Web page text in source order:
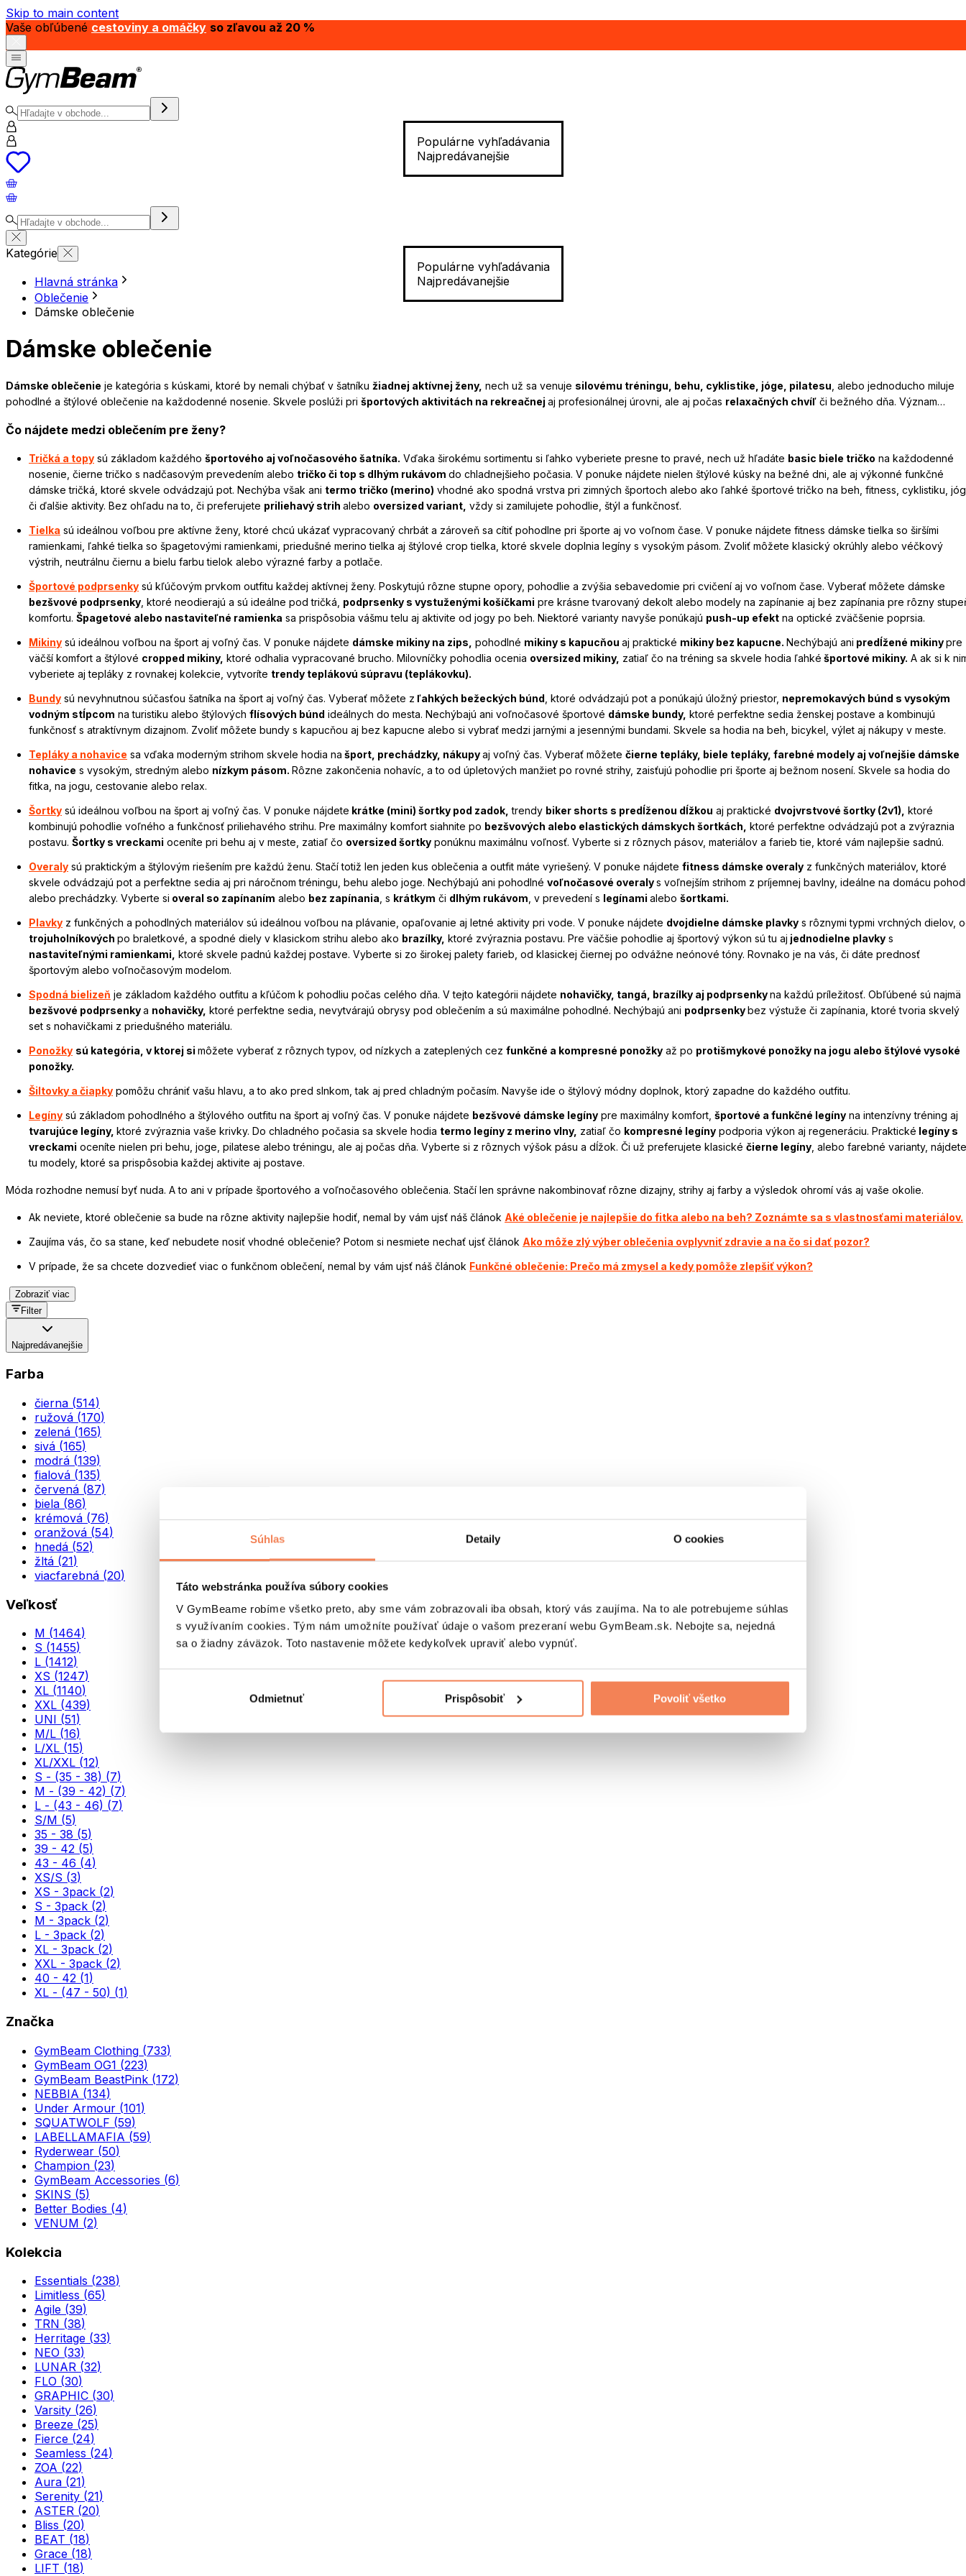
Súhlas Detaily O cookies
Táto webstránka používa súbory cookies
V GymBeame robíme všetko preto, aby sme vám zobrazovali iba obsah, ktorý vás zaujíma. Na to ale potrebujeme súhlas
s využívaním cookies. Tým nám umožníte používať údaje o vašom prezeraní webu GymBeam.sk. Nebojte sa, nejedná
sa o žiadny záväzok. Toto nastavenie môžete kedykoľvek upraviť alebo vypnúť.
Odmietnuť Prispôsobiť Povoliť všetko
Skip to main content
Vaše obľúbené cestoviny a omáčky so zľavou až 20 %
Populárne vyhľadávania
Najpredávanejšie
Populárne vyhľadávania
Najpredávanejšie
Kategórie
Hlavná stránka
Oblečenie
Dámske oblečenie
Dámske oblečenie
Dámske oblečenie je kategória s kúskami, ktoré by nemali chýbať v šatníku žiadnej aktívnej ženy, nech už sa venuje silovému tréningu, behu, cyklistike, jóge, pilatesu , alebo jednoducho miluje
pohodlné a štýlové oblečenie na každodenné nosenie. Skvele poslúži pri športových aktivitách na rekreačnej aj profesionálnej úrovni, ale aj počas relaxačných chvíľ či bežného dňa. Význam
ťažké sústrediť sa na všetky aktivity a cítiť sa v pohode. Preto všetky naše modely starostlivo navrhujeme s ohľadom na potreby tých najnáročnejších žien. V tejto kategórii tak nájdete všetko, čo
Čo nájdete medzi oblečením pre ženy?
Tričká a topy sú základom každého športového aj voľnočasového šatníka. Vďaka širokému sortimentu si ľahko vyberiete presne to pravé, nech už hľadáte basic biele tričko na každodenné
nosenie, čierne tričko s nadčasovým prevedením alebo tričko či top s dlhým rukávom do chladnejšieho počasia. V ponuke nájdete nielen štýlové kúsky na bežné dni, ale aj výkonné funkčné
dámske tričká, ktoré skvele odvádzajú pot. Nechýba však ani termo tričko (merino) vhodné ako spodná vrstva pri zimných športoch alebo ako ľahké športové tričko na beh, fitness, cyklistiku,
či ďalšie aktivity. Bez ohľadu na to, či preferujete priliehavý strih alebo oversized variant, vždy si zamilujete pohodlie, štýl a funkčnosť.
Tielka sú ideálnou voľbou pre aktívne ženy, ktoré chcú ukázať vypracovaný chrbát a zároveň sa cítiť pohodlne pri športe aj vo voľnom čase. V ponuke nájdete fitness dámske tielka so širšími
ramienkami, ľahké tielka so špagetovými ramienkami, priedušné merino tielka aj štýlové crop tielka, ktoré skvele doplnia legíny s vysokým pásom. Zvoliť môžete klasický okrúhly alebo véčkový
výstrih, neutrálnu čiernu a bielu farbu tielok alebo výrazné farby a potlače.
Športové podprsenky sú kľúčovým prvkom outfitu každej aktívnej ženy. Poskytujú rôzne stupne opory, pohodlie a zvýšia sebavedomie pri cvičení aj vo voľnom čase. Vyberať môžete dámske
bezšvové podprsenky , ktoré neodierajú a sú ideálne pod tričká, podprsenky s vystuženými košíčkami pre krásne tvarovaný dekolt alebo modely na zapínanie aj bez zapínania pre rôzny
komfortu. Špagetové alebo nastaviteľné ramienka sa prispôsobia vášmu telu aj aktivite od jogy po beh. Niektoré varianty navyše ponúkajú push-up efekt na optické zväčšenie poprsia.
Mikiny sú ideálnou voľbou na šport aj voľný čas. V ponuke nájdete dámske mikiny na zips, pohodlné mikiny s kapucňou aj praktické mikiny bez kapucne. Nechýbajú ani predĺžené mikinypre
väčší komfort a štýlové cropped mikiny, ktoré odhalia vypracované brucho. Milovníčky pohodlia ocenia oversized mikiny, zatiaľ čo na tréning sa skvele hodia ľahké športové mikiny. A ak si k
vyberiete aj tepláky z rovnakej kolekcie, vytvoríte trendy teplákovú súpravu (teplákovku).
Bundy sú nevyhnutnou súčasťou šatníka na šport aj voľný čas. Vyberať môžete z ľahkých bežeckých búnd , ktoré odvádzajú pot a ponúkajú úložný priestor, nepremokavých búnd s vysokým
vodným stĺpcom na turistiku alebo štýlových flísových búnd ideálnych do mesta. Nechýbajú ani voľnočasové športové dámske bundy, ktoré perfektne sedia ženskej postave a kombinujú
funkčnosť s atraktívnym dizajnom. Zvoliť môžete bundy s kapucňou aj bez kapucne alebo si vybrať medzi jarnými a jesennými bundami. Skvele sa hodia na beh, bicykel, výlet aj nákupy v meste.
Tepláky a nohavice sa vďaka moderným strihom skvele hodia na šport, prechádzky, nákupyaj voľný čas. Vyberať môžete čierne tepláky, biele tepláky, farebné modely aj voľnejšie dámske
nohavice s vysokým, stredným alebo nízkym pásom. Rôzne zakončenia nohavíc, a to od úpletových manžiet po rovné strihy, zaisťujú pohodlie pri športe aj bežnom nosení. Skvele sa hodia do
fitka, na jogu, cestovanie alebo relax.
Šortky sú ideálnou voľbou na šport aj voľný čas. V ponuke nájdete krátke (mini) šortky pod zadok, trendy biker shorts s predĺženou dĺžkou aj praktické dvojvrstvové šortky (2v1), ktoré
kombinujú pohodlie voľného a funkčnosť priliehavého strihu. Pre maximálny komfort siahnite po bezšvových alebo elastických dámskych šortkách, ktoré perfektne odvádzajú pot a zvýraznia
postavu. Šortky s vreckami oceníte pri behu aj v meste, zatiaľ čo oversized šortky ponúknu maximálnu voľnosť. Vyberte si z rôznych pásov, materiálov a farieb tie, ktoré vám najlepšie sadnú.
Overaly sú praktickým a štýlovým riešením pre každú ženu. Stačí totiž len jeden kus oblečenia a outfit máte vyriešený. V ponuke nájdete fitness dámske overaly z funkčných materiálov, ktoré
skvele odvádzajú pot a perfektne sedia aj pri náročnom tréningu, behu alebo joge. Nechýbajú ani pohodlné voľnočasové overalys voľnejším strihom z príjemnej bavlny, ideálne na domácu
alebo prechádzky. Vyberte si overal so zapínaním alebo bez zapínania , s krátkym či dlhým rukávom , v prevedení s legínami alebo šortkami.
Plavky z funkčných a pohodlných materiálov sú ideálnou voľbou na plávanie, opaľovanie aj letné aktivity pri vode. V ponuke nájdete dvojdielne dámske plavky s rôznymi typmi vrchných dielov,
trojuholníkových po braletkové, a spodné diely v klasickom strihu alebo ako brazílky, ktoré zvýraznia postavu. Pre väčšie pohodlie aj športový výkon sú tu aj jednodielne plavky s
nastaviteľnými ramienkami, ktoré skvele padnú každej postave. Vyberte si zo širokej palety farieb, od klasickej čiernej po odvážne neónové tóny. Rovnako je na vás, či dáte prednosť
športovým alebo voľnočasovým modelom.
Spodná bielizeň je základom každého outfitu a kľúčom k pohodliu počas celého dňa. V tejto kategórii nájdete nohavičky, tangá, brazílky aj podprsenkyna každú príležitosť. Obľúbené sú najmä
bezšvové podprsenkya nohavičky, ktoré perfektne sedia, nevytvárajú obrysy pod oblečením a sú maximálne pohodlné. Nechýbajú ani podprsenkybez výstuže či zapínania, ktoré tvoria skvelý
set s nohavičkami z priedušného materiálu.
Ponožky sú kategória, v ktorej si môžete vyberať z rôznych typov, od nízkych a zateplených cez funkčné a kompresné ponožky až po protišmykové ponožky na jogu alebo štýlové vysoké
ponožky.
Šiltovky a čiapky pomôžu chrániť vašu hlavu, a to ako pred slnkom, tak aj pred chladným počasím. Navyše ide o štýlový módny doplnok, ktorý zapadne do každého outfitu.
Legíny sú základom pohodlného a štýlového outfitu na šport aj voľný čas. V ponuke nájdete bezšvové dámske legíny pre maximálny komfort, športové a funkčné legíny na intenzívny tréning aj
tvarujúce legíny, ktoré zvýraznia vaše krivky. Do chladného počasia sa skvele hodia termo legíny z merino vlny, zatiaľ čo kompresné legíny podporia výkon aj regeneráciu. Praktické legíny s
vreckami oceníte nielen pri behu, joge, pilatese alebo tréningu, ale aj počas dňa. Vyberte si z rôznych výšok pásu a dĺžok. Či už preferujete klasické čierne legíny , alebo farebné varianty, nájdete
tu modely, ktoré sa prispôsobia každej aktivite aj postave.
Móda rozhodne nemusí byť nuda. A to ani v prípade športového a voľnočasového oblečenia. Stačí len správne nakombinovať rôzne dizajny, strihy aj farby a výsledok ohromí vás aj vaše okolie.
Ak neviete, ktoré oblečenie sa bude na rôzne aktivity najlepšie hodiť, nemal by vám ujsť náš článok Aké oblečenie je najlepšie do fitka alebo na beh? Zoznámte sa s vlastnosťami materiálov.
Zaujíma vás, čo sa stane, keď nebudete nosiť vhodné oblečenie? Potom si nesmiete nechať ujsť článok Ako môže zlý výber oblečenia ovplyvniť zdravie a na čo si dať pozor?
V prípade, že sa chcete dozvedieť viac o funkčnom oblečení, nemal by vám ujsť náš článok Funkčné oblečenie: Prečo má zmysel a kedy pomôže zlepšiť výkon?
Zobraziť viac
Filter
Najpredávanejšie
Farba
čierna (514)
ružová (170)
zelená (165)
sivá (165)
modrá (139)
fialová (135)
červená (87)
biela (86)
krémová (76)
oranžová (54)
hnedá (52)
žltá (21)
viacfarebná (20)
Veľkosť
M (1464)
S (1455)
L (1412)
XS (1247)
XL (1140)
XXL (439)
UNI (51)
M/L (16)
L/XL (15)
XL/XXL (12)
S - (35 - 38) (7)
M - (39 - 42) (7)
L - (43 - 46) (7)
S/M (5)
35 - 38 (5)
39 - 42 (5)
43 - 46 (4)
XS/S (3)
XS - 3pack (2)
S - 3pack (2)
M - 3pack (2)
L - 3pack (2)
XL - 3pack (2)
XXL - 3pack (2)
40 - 42 (1)
XL - (47 - 50) (1)
Značka
GymBeam Clothing (733)
GymBeam OG1 (223)
GymBeam BeastPink (172)
NEBBIA (134)
Under Armour (101)
SQUATWOLF (59)
LABELLAMAFIA (59)
Ryderwear (50)
Champion (23)
GymBeam Accessories (6)
SKINS (5)
Better Bodies (4)
VENUM (2)
Kolekcia
Essentials (238)
Limitless (65)
Agile (39)
TRN (38)
Herritage (33)
NEO (33)
LUNAR (32)
FLO (30)
GRAPHIC (30)
Varsity (26)
Breeze (25)
Fierce (24)
Seamless (24)
ZOA (22)
Aura (21)
Serenity (21)
ASTER (20)
Bliss (20)
BEAT (18)
Grace (18)
LIFT (18)